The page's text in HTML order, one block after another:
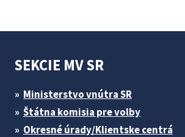
SEKCIE MV SR
Ministerstvo vnútra SR
Štátna komisia pre volby
Okresné úrady/Klientske centrá